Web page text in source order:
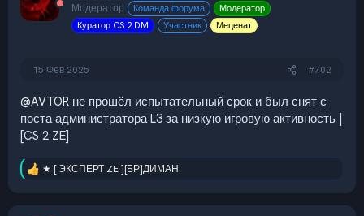
и
и
Модератор Команда форума
Модератор
Куратор CS 2 DM
Участник Меценат
15 Фев 2025 #702
@AVTOR не прошёл испытательный срок и был снят с
поста администратора L3 за низкую игровую активность |
[CS 2 ZE]
Р
★ [ ЭКСПЕРТ ZE ][БР]ДИМАН